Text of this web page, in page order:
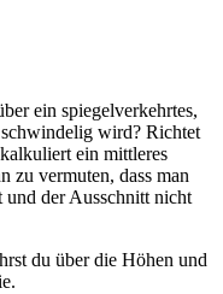
ein spiegelverkehrtes,
wird? Richtet
ein mittleres
zu vermuten, dass man
und der Ausschnitt nicht
du über die Höhen und